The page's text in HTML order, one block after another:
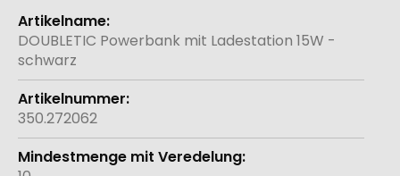
Weitere
Informationen
DOUBLETIC Powerbank mit Ladestation 15W -
schwarz
350.272062